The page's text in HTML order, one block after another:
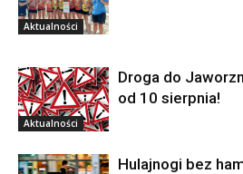
Aktualności
Aktualności
Droga do
od 10 sierpnia!
Hulajnogi bez